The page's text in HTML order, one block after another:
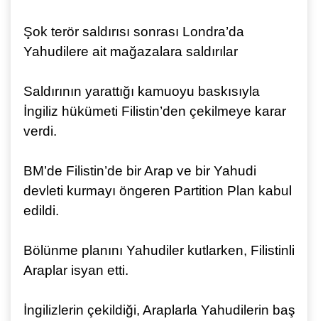
Şok terör saldırısı sonrası Londra’da
Yahudilere ait mağazalara saldırılar
Saldırının yarattığı kamuoyu baskısıyla
İngiliz hükümeti Filistin’den çekilmeye karar
verdi.
BM’de Filistin’de bir Arap ve bir Yahudi
devleti kurmayı öngeren Partition Plan kabul
edildi.
Bölünme planını Yahudiler kutlarken, Filistinli
Araplar isyan etti.
İngilizlerin çekildiği, Araplarla Yahudilerin baş